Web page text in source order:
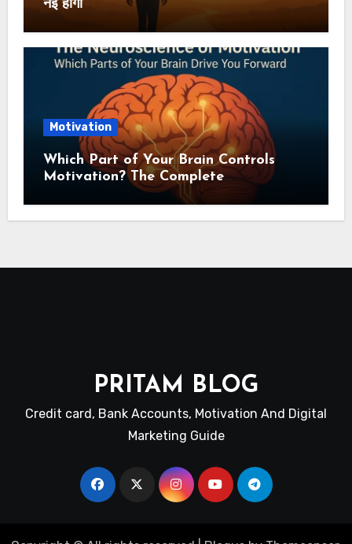
नई होगी
Motivation
Which Part of Your Brain Controls
Motivation? The Complete
Neuroscience Guide
PRITAM BLOG
Credit card, Bank Accounts, Motivation And Digital
Marketing Guide